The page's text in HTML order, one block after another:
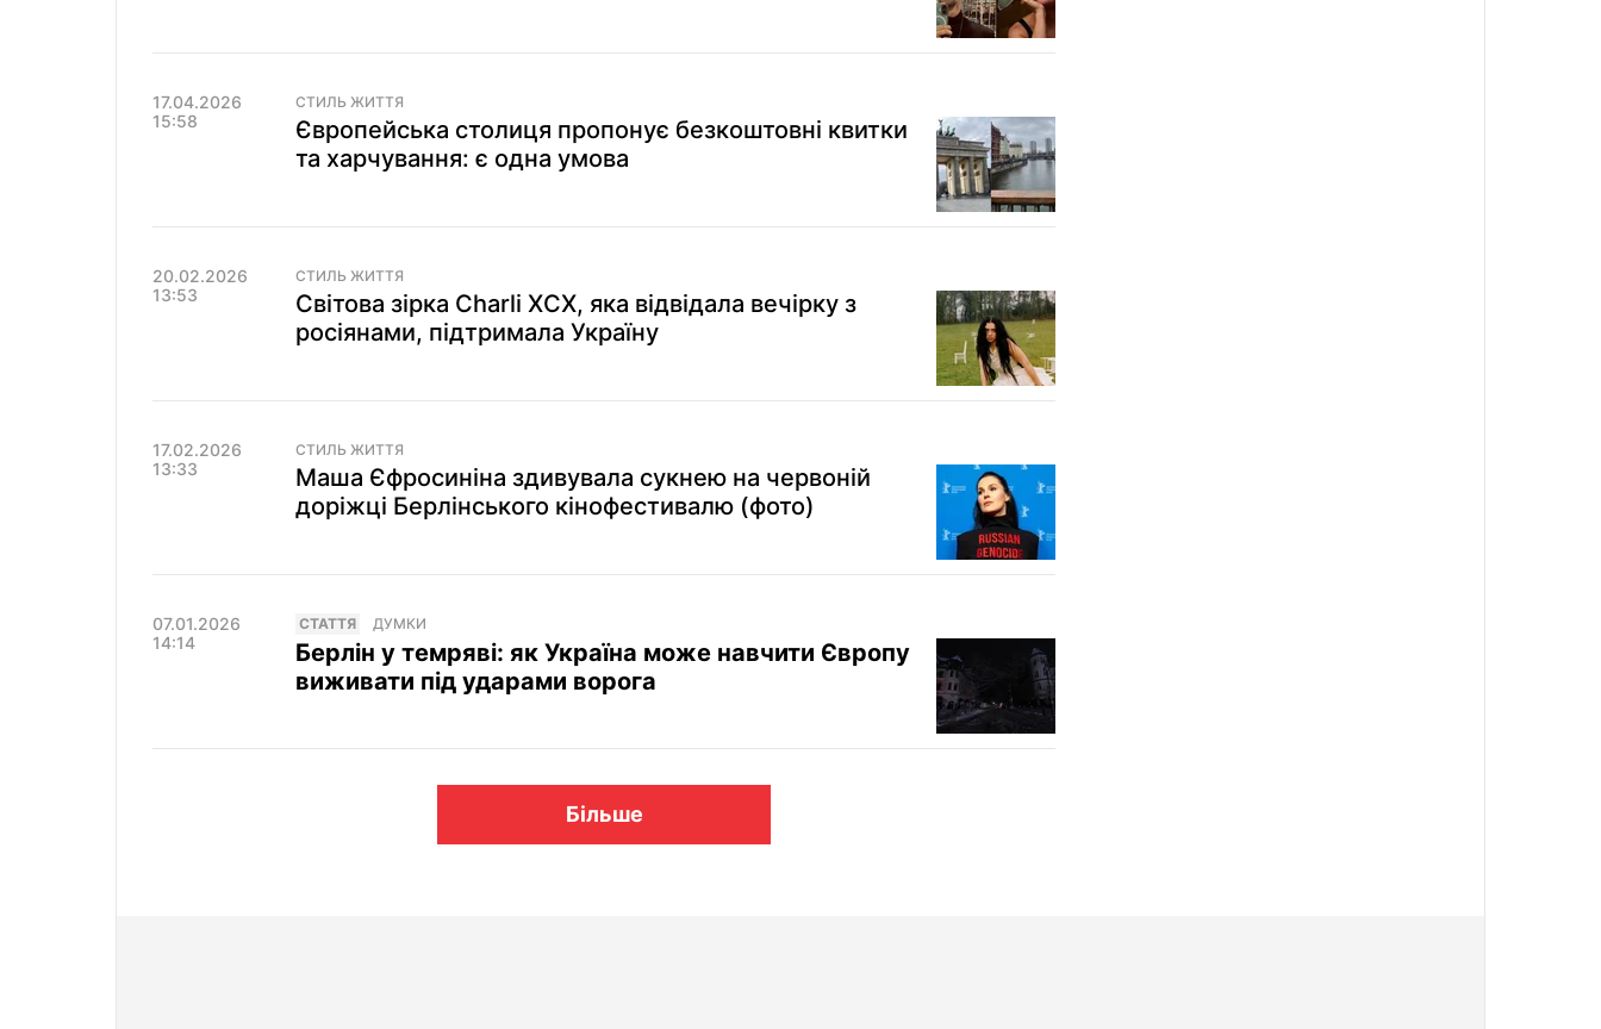
17.04.2026
15:58
СТИЛЬ ЖИТТЯ
Європейська столиця пропонує безкоштовні квитки
та харчування: є одна умова
20.02.2026
13:53
СТИЛЬ ЖИТТЯ
Світова зірка Charli XCX, яка відвідала вечірку з
росіянами, підтримала Україну
17.02.2026
13:33
СТИЛЬ ЖИТТЯ
Маша Єфросиніна здивувала сукнею на червоній
доріжці Берлінського кінофестивалю (фото)
07.01.2026
14:14
СТАТТЯ ДУМКИ
Берлін у темряві: як Україна може навчити Європу
виживати під ударами ворога
Більше